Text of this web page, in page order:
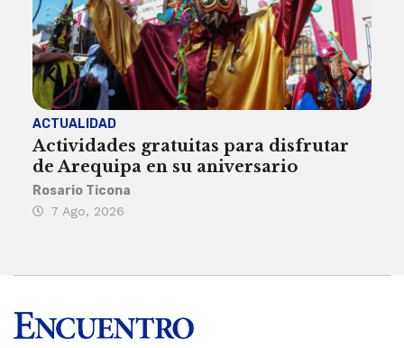
ACTUALIDAD
Actividades gratuitas para disfrutar
de Arequipa en su aniversario
Rosario Ticona
7 Ago, 2026